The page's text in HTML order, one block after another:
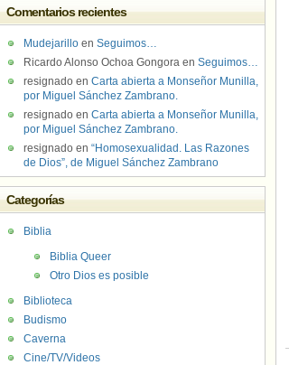
Comentarios recientes
Mudejarillo en Seguimos…
Ricardo Alonso Ochoa Gongora en Seguimos…
resignado en Carta abierta a Monseñor Munilla,
por Miguel Sánchez Zambrano.
resignado en Carta abierta a Monseñor Munilla,
por Miguel Sánchez Zambrano.
resignado en “Homosexualidad. Las Razones
de Dios”, de Miguel Sánchez Zambrano
Categorías
Biblia
Biblia Queer
Otro Dios es posible
Biblioteca
Budismo
Caverna
Cine/TV/Videos